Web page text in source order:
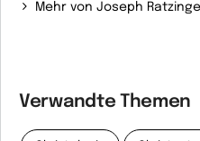
Mehr von Joseph
Verwandte Themen